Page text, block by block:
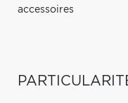
accessoires